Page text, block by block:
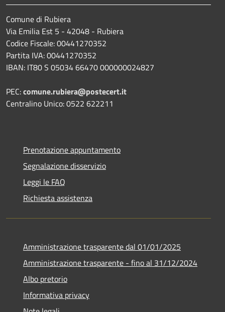
Comune di Rubiera
Via Emilia Est 5 - 42048 - Rubiera
Codice Fiscale: 00441270352
Partita IVA: 00441270352
IBAN: IT80 S 05034 66470 000000024827
PEC:comune.rubiera@postecert.it
Centralino Unico: 0522 622211
Prenotazione appuntamento
Segnalazione disservizio
Leggi le FAQ
Richiesta assistenza
Amministrazione trasparente dal 01/01/2025
Amministrazione trasparente - fino al 31/12/2024
Albo pretorio
Informativa privacy